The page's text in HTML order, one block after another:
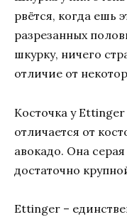
рвётся, когда ешь
разрезанных
шкурку, ничего
отличие от
Косточка у
отличается от
авокадо. Она
достаточно
Ettinger –